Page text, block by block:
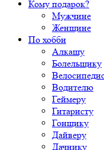
Кому подарок?
Мужчине
Женщине
По хобби
Алкашу
Болельщику
Водителю
Геймеру
Гитаристу
Гонщику
Дайверу
Дачнику